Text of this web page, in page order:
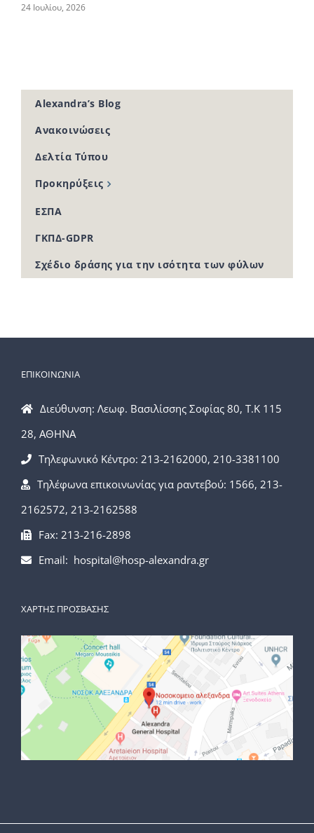
24 Ιουλίου, 2026
Alexandra’s Blog
Ανακοινώσεις
Δελτία Τύπου
Προκηρύξεις
ΕΣΠΑ
ΓΚΠΔ-GDPR
Σχέδιο δράσης για την ισότητα των φύλων
ΕΠΙΚΟΙΝΩΝΙΑ
Διεύθυνση: Λεωφ. Βασιλίσσης Σοφίας 80, Τ.Κ 115
28, ΑΘΗΝΑ
Τηλεφωνικό Κέντρο: 213-2162000, 210-3381100
Τηλέφωνα επικοινωνίας για ραντεβού: 1566, 213-
2162572, 213-2162588
Fax: 213-216-2898
Email: hospital@hosp-alexandra.gr
ΧΑΡΤΗΣ ΠΡΟΣΒΑΣΗΣ